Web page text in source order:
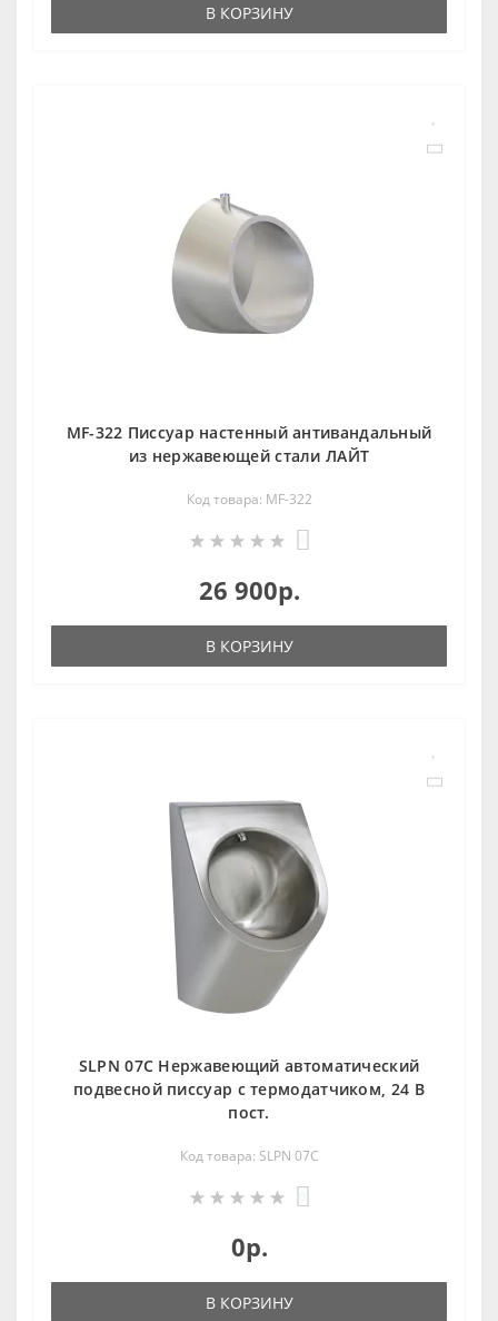
В КОРЗИНУ
MF-322 Писсуар настенный антивандальный
из нержавеющей стали ЛАЙТ
Код товара: MF-322
26 900р.
В КОРЗИНУ
SLPN 07C Нержавеющий автоматический
подвесной писсуар с термодатчиком, 24 В
пост.
Код товара: SLPN 07C
0р.
В КОРЗИНУ